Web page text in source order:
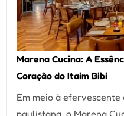
Marena Cucina: A
Coração do Itaim Bibi
Em meio à